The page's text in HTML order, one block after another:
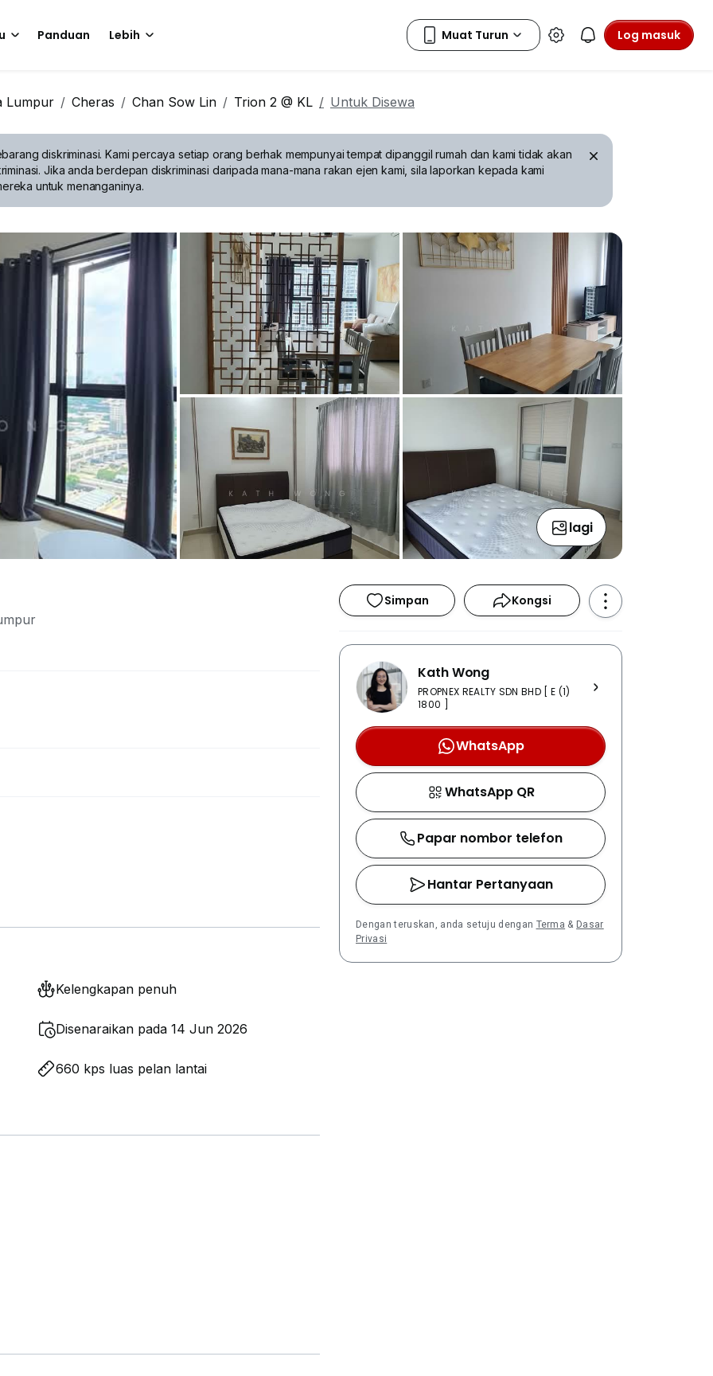
Panduan Lebih Log masuk
Lumpur Cheras Chan Sow Lin Trion 2 @ KL Untuk Disewa
diskriminasi.Kami percaya setiap orang berhak mempunyai tempat dipanggil rumah dan kami tidak akan
Jika anda berdepan diskriminasi daripada mana-mana rakan ejen kami, sila laporkan kepada kami
untuk menanganinya.
lagi
Kelengkapan penuh
Disenaraikan pada 14 Jun 2026
660 kps luas pelan lantai
Simpan Kongsi
Kath Wong
PROPNEX REALTY SDN BHD [ E (1)
1800 ]
WhatsApp
WhatsApp QR
Papar nombor telefon
Hantar Pertanyaan
Dengan teruskan, anda setuju dengan Terma & Dasar
Privasi